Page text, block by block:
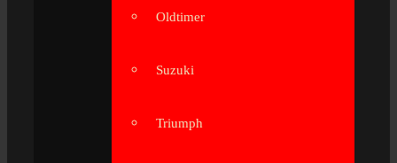
Oldtimer
Suzuki
Triumph